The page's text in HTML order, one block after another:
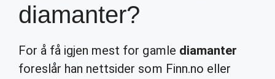
diamanter?
For å få igjen mest for gamle diamanter
foreslår han nettsider som Finn.no eller